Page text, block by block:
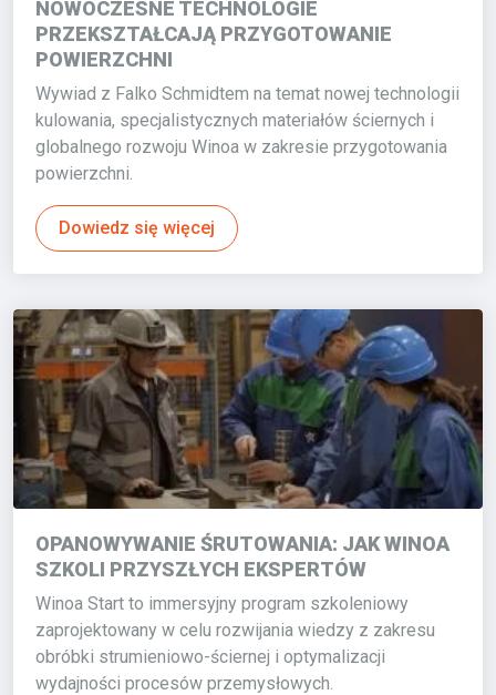
NOWOCZESNE TECHNOLOGIE
PRZEKSZTAŁCAJĄ PRZYGOTOWANIE
POWIERZCHNI
Wywiad z Falko Schmidtem na temat nowej technologii
kulowania, specjalistycznych materiałów ściernych i
globalnego rozwoju Winoa w zakresie przygotowania
powierzchni.
Dowiedz się więcej
OPANOWYWANIE ŚRUTOWANIA: JAK WINOA
SZKOLI PRZYSZŁYCH EKSPERTÓW
Winoa Start to immersyjny program szkoleniowy
zaprojektowany w celu rozwijania wiedzy z zakresu
obróbki strumieniowo-ściernej i optymalizacji
wydajności procesów przemysłowych.